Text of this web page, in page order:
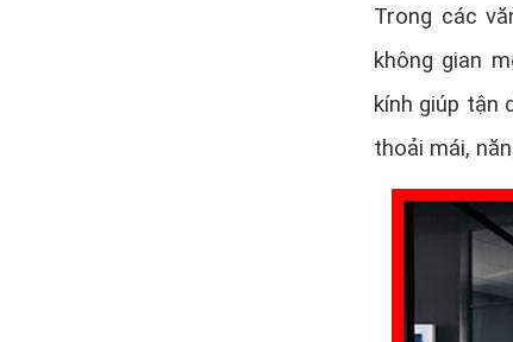
Trong các
không gian
kính giúp tận
thoải mái,